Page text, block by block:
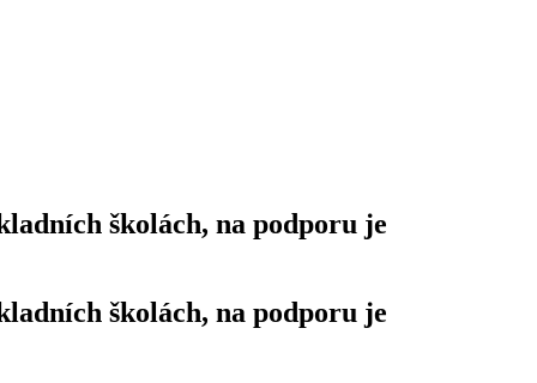
školách, na podporu je
školách, na podporu je